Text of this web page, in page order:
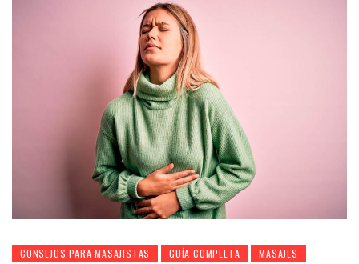
CONSEJOS PARA MASAJISTAS GUÍA COMPLETA
MASAJES